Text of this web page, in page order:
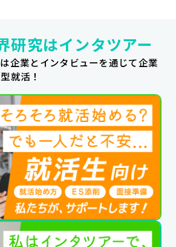
研究はインタツアー
企業とインタビューを通じて企業
就活！